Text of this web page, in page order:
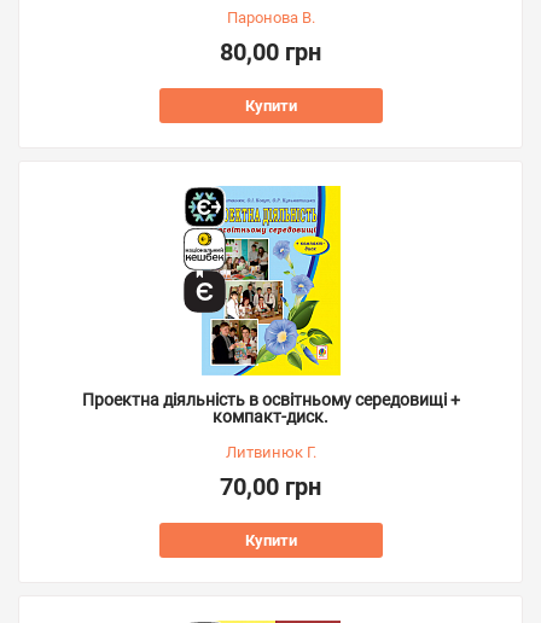
Паронова В.
80,00 грн
Купити
Проектна діяльність в освітньому середовищі +
компакт-диск.
Литвинюк Г.
70,00 грн
Купити